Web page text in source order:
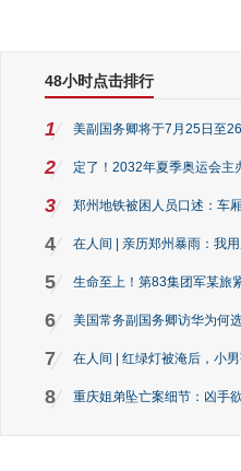
48小时点击排行
1 美副国务卿将于7月25日至
2 定了！2032年夏季奥运会主
3 郑州地铁被困人员口述：车
4 在人间 | 亲历郑州暴雨：我
5 生命至上！第83集团军某旅
6 美国常务副国务卿访华为何
7 在人间 | 红绿灯被淹后，小
8 重庆姐弟坠亡案细节：凶手